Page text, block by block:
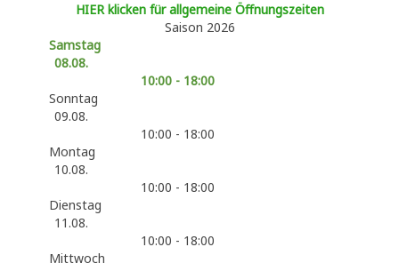
HIER klicken für allgemeine Öffnungszeiten
Saison 2026
Samstag
08.08.
10:00 - 18:00
Sonntag
09.08.
10:00 - 18:00
Montag
10.08.
10:00 - 18:00
Dienstag
11.08.
10:00 - 18:00
Mittwoch